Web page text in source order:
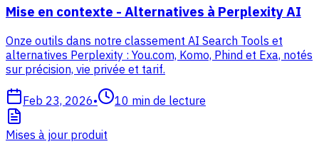
Mise en contexte - Alternatives à Perplexity AI
Onze outils dans notre classement AI Search Tools et
alternatives Perplexity : You.com, Komo, Phind et Exa, notés
sur précision, vie privée et tarif.
Feb 23, 2026• 10 min de lecture
Mises à jour produit